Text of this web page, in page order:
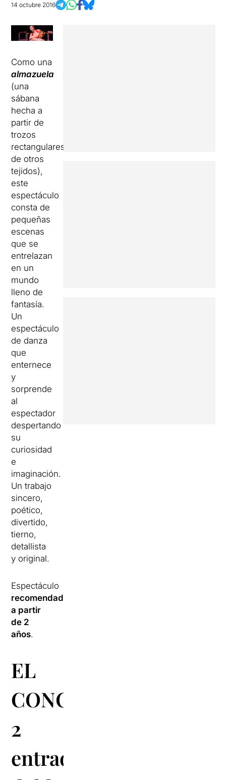
14 octubre 2016
Como una
almazuela
(una
sábana
hecha a
partir de
trozos
rectangulares
de otros
tejidos),
este
espectáculo
consta de
pequeñas
escenas
que se
entrelazan
en un
mundo
lleno de
fantasía.
Un
espectáculo
de danza
que
enternece
y
sorprende
al
espectador
despertando
su
curiosidad
e
imaginación.
Un trabajo
sincero,
poético,
divertido,
tierno,
detallista
y original.
Espectáculo
recomendado
a partir
de 2
años.
EL
CONCURSO:
2
entradas